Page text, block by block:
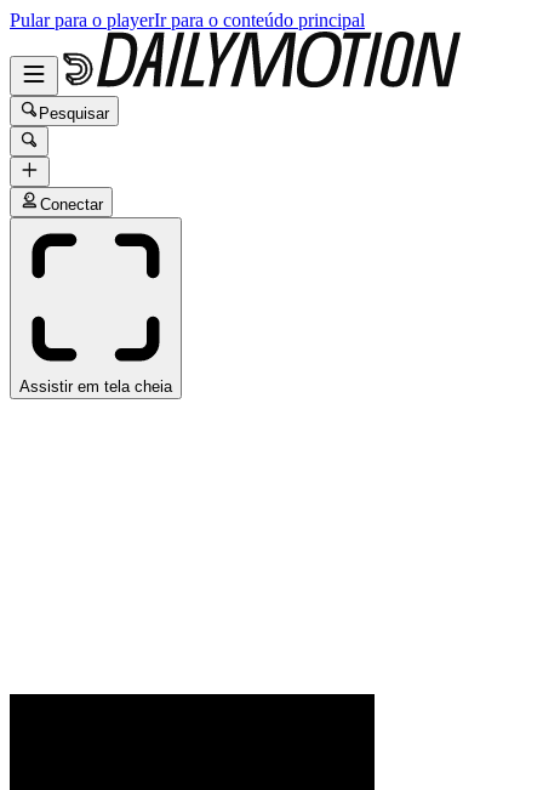
Pular para o playerIr para o conteúdo principal
Pesquisar
Conectar
Assistir em tela cheia